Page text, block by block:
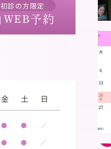
初診の方限定
WEB予約
金 土 日
● ● ／
● ● ／